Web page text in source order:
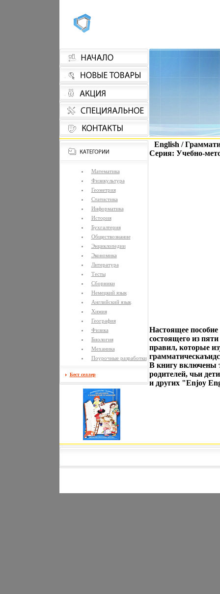
Математика
Физикультура
Геометрия
Статистика
Информатика
История
Бухгалтерия
Обществознание
Энциклопедии
Экономика
Литература
Тесты
Сборники
Немецкий язык
Английский язык
Химия
География
Физика
Биология
Механика
Поурочные разработки
Бест селлер
English /
Серия: Учебно-
Настоящее пособие
состоящего из
правил, которые
В книгу включены
родителей, чьи
и других "Enjoy